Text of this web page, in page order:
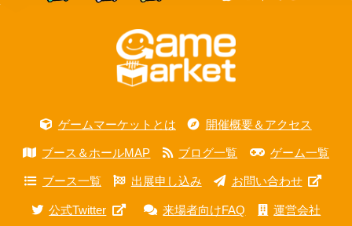
ゲームマーケットとは 開催概要＆アクセス
ブース＆ホールMAP ブログ一覧 ゲーム一覧
ブース一覧 出展申し込み お問い合わせ
公式Twitter 来場者向けFAQ 運営会社